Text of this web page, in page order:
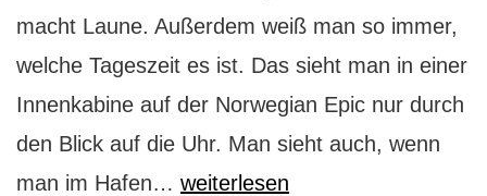
macht Laune. Außerdem weiß man so immer,
welche Tageszeit es ist. Das sieht man in einer
Innenkabine auf der Norwegian Epic nur durch
den Blick auf die Uhr. Man sieht auch, wenn
man im Hafen… Norwegian
weiterlesen